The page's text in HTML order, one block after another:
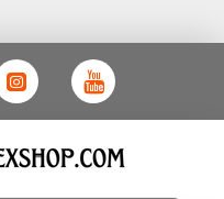
her zaman ön
geliştirilmesi
Ürün hayatında lider